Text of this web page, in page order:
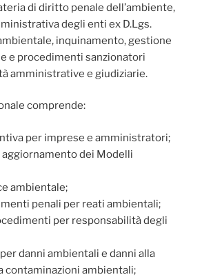
di diritto penale dell’ambiente,
degli enti ex D.Lgs.
inquinamento, gestione
e procedimenti sanzionatori
amministrative e giudiziarie.
comprende:
per imprese e amministratori;
dei Modelli
ambientale;
penali per reati ambientali;
per responsabilità degli
danni ambientali e danni alla
contaminazioni ambientali;